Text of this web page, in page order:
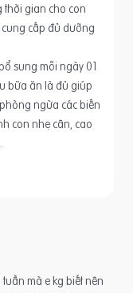
thời gian cho con
cấp đủ dưỡng
sung mỗi ngày 01
bữa ăn là đủ giúp
ngừa các biến
con nhẹ cân, cao
mà e kg biết nên